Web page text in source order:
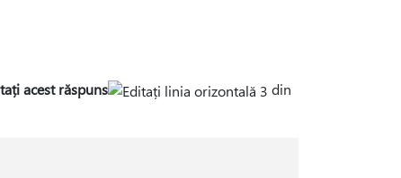
acest răspuns
din